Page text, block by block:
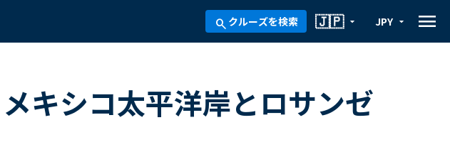
search クルーズを検索 arrow_drop_down
🇯🇵 arrow_drop_down
JPY menu
キシコ太平洋岸とロサンゼ